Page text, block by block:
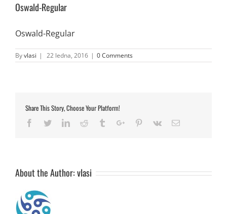
Oswald-Regular
Oswald-Regular
Byvlasi | 22 ledna, 2016 | 0 Comments
Share This Story, Choose Your Platform!
Facebook
TwitterLinkedinReddit TumblrGoogle+Pinterest
Vk Email
About the Author:vlasi